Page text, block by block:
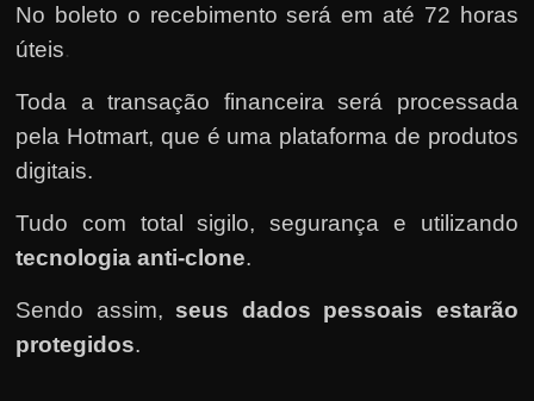
No boleto o recebimento será em até 72 horas
úteis.
Toda a transação financeira será processada
pela Hotmart, que é uma plataforma de produtos
digitais.
Tudo com total sigilo, segurança e utilizando
tecnologia anti-clone.
Sendo assim, seus dados pessoais estarão
protegidos.